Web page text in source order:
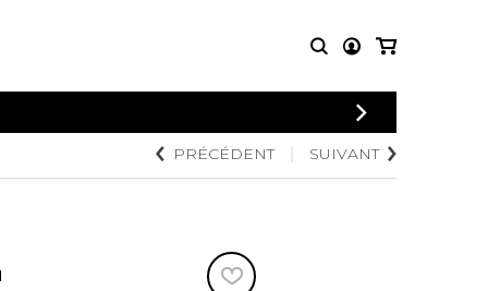
CONNEXION
PARTITIONS
POUR
AUTRES
PRODUITS
Disques compacts et
DVDs
PRÉCÉDENT SUIVANT